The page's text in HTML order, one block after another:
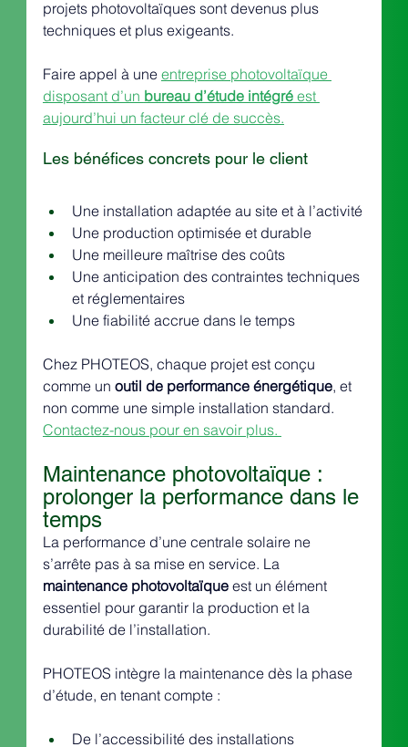
projets photovoltaïques sont devenus plus
techniques et plus exigeants.
Faire appel à une entreprise photovoltaïque
disposant d’un bureau d’étude intégré est
aujourd’hui un facteur clé de succès.
Les bénéfices concrets pour le client
Une installation adaptée au site et à l’activité
Une production optimisée et durable
Une meilleure maîtrise des coûts
Une anticipation des contraintes techniques
et réglementaires
Une fiabilité accrue dans le temps
Chez PHOTEOS, chaque projet est conçu
comme un outil de performance énergétique, et
non comme une simple installation standard.
Contactez-nous pour en savoir plus.
Maintenance photovoltaïque :
prolonger la performance dans le
temps
La performance d’une centrale solaire ne
s’arrête pas à sa mise en service. La
maintenance photovoltaïque est un élément
essentiel pour garantir la production et la
durabilité de l’installation.
PHOTEOS intègre la maintenance dès la phase
d’étude, en tenant compte :
De l’accessibilité des installations